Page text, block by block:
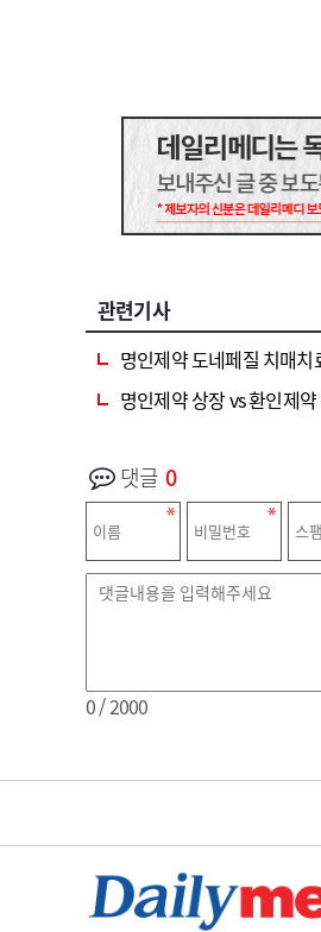
관련기사
명인제약 도네페질 치매
명인제약 상장 vs 환인제약
댓글 0
0/ 2000